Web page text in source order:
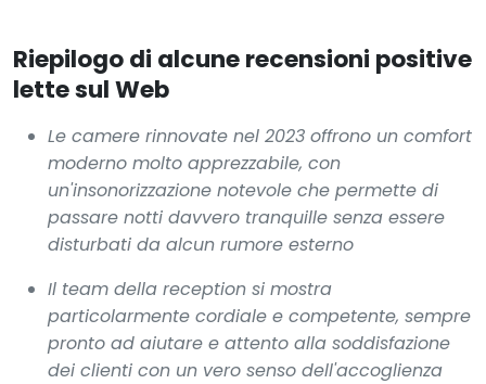
Riepilogo di alcune recensioni positive
lette sul Web
Le camere rinnovate nel 2023 offrono un comfort
moderno molto apprezzabile, con
un'insonorizzazione notevole che permette di
passare notti davvero tranquille senza essere
disturbati da alcun rumore esterno
Il team della reception si mostra
particolarmente cordiale e competente, sempre
pronto ad aiutare e attento alla soddisfazione
dei clienti con un vero senso dell'accoglienza